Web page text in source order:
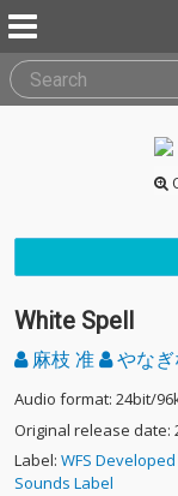
White Spell
麻枝 准 やなぎ
Audio format: 24bit/
Original release date:
Label: WFS Developed
Sounds Label